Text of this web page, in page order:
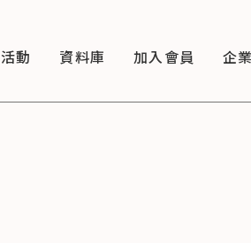
活動 資料庫 加入會員 企